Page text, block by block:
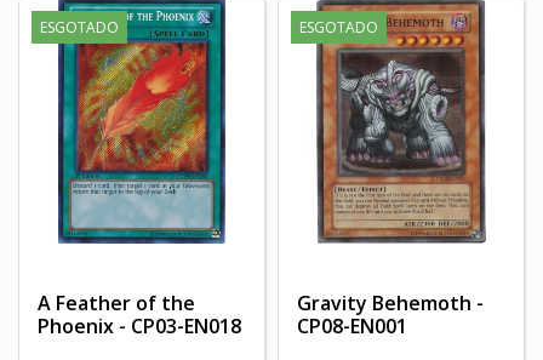
ESGOTADO
A Feather of the
Phoenix - CP03-EN018
ESGOTADO
Gravity Behemoth -
CP08-EN001